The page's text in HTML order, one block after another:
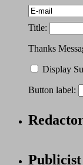
Title:
Thanks
Display
Button label: